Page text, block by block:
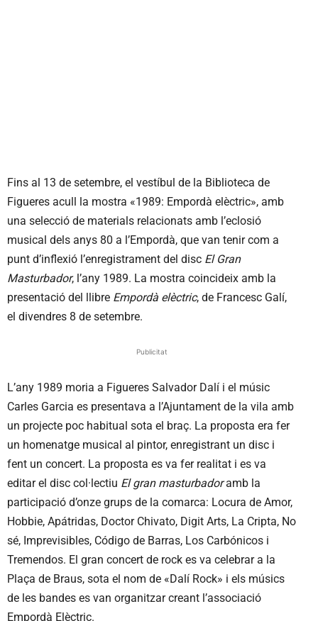
Fins al 13 de setembre, el vestíbul de la Biblioteca de
Figueres acull la mostra «1989: Empordà elèctric», amb
una selecció de materials relacionats amb l’eclosió
musical dels anys 80 a l’Empordà, que van tenir com a
punt d’inflexió l’enregistrament del disc El Gran
Masturbador, l’any 1989. La mostra coincideix amb la
presentació del llibre Empordà elèctric, de Francesc Galí,
el divendres 8 de setembre.
Publicitat
L’any 1989 moria a Figueres Salvador Dalí i el músic
Carles Garcia es presentava a l’Ajuntament de la vila amb
un projecte poc habitual sota el braç. La proposta era fer
un homenatge musical al pintor, enregistrant un disc i
fent un concert. La proposta es va fer realitat i es va
editar el disc col·lectiu El gran masturbadoramb la
participació d’onze grups de la comarca: Locura de Amor,
Hobbie, Apátridas, Doctor Chivato, Digit Arts, La Cripta, No
sé, Imprevisibles, Código de Barras, Los Carbónicos i
Tremendos. El gran concert de rock es va celebrar a la
Plaça de Braus, sota el nom de «Dalí Rock» i els músics
de les bandes es van organitzar creant l’associació
Empordà Elèctric.